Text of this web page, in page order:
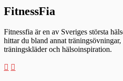
FitnessFia
Fitnessfia är en av Sveriges största
hittar du bland annat
träningskläder och hälsoinspiration.